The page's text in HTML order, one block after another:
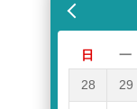
日 一
28 29